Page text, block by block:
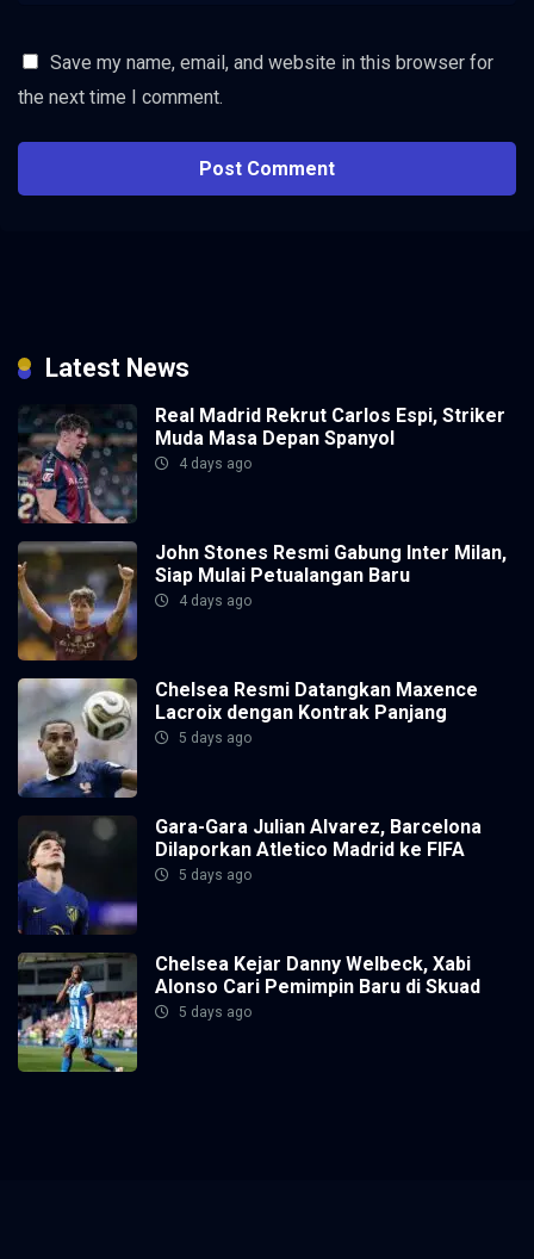
Save my name, email, and website in this browser for
the next time I comment.
Latest News
Real Madrid Rekrut Carlos Espi, Striker
Muda Masa Depan Spanyol
4 days ago
John Stones Resmi Gabung Inter Milan,
Siap Mulai Petualangan Baru
4 days ago
Chelsea Resmi Datangkan Maxence
Lacroix dengan Kontrak Panjang
5 days ago
Gara-Gara Julian Alvarez, Barcelona
Dilaporkan Atletico Madrid ke FIFA
5 days ago
Chelsea Kejar Danny Welbeck, Xabi
Alonso Cari Pemimpin Baru di Skuad
5 days ago